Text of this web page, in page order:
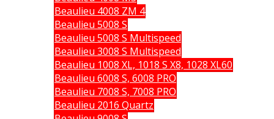
Beaulieu 4008 ZM 4
Beaulieu 5008 S
Beaulieu 5008 S Multispeed
Beaulieu 3008 S Multispeed
Beaulieu 1008 XL, 1018 S X8, 1028 XL60
Beaulieu 6008 S, 6008 PRO
Beaulieu 7008 S, 7008 PRO
Beaulieu 2016 Quartz